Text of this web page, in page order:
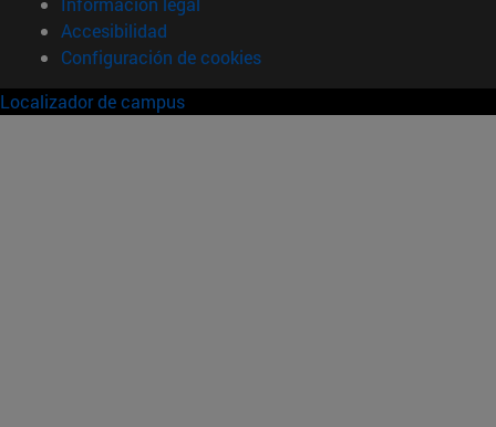
Accesibilidad
Configuración de cookies
Localizador de campus